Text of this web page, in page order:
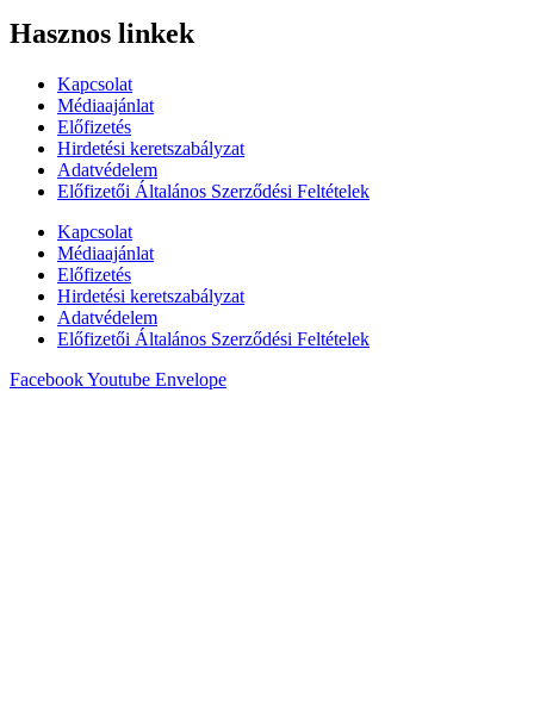
Hasznos linkek
Kapcsolat
Médiaajánlat
Előfizetés
Hirdetési keretszabályzat
Adatvédelem
Előfizetői Általános Szerződési Feltételek
Kapcsolat
Médiaajánlat
Előfizetés
Hirdetési keretszabályzat
Adatvédelem
Előfizetői Általános Szerződési Feltételek
FacebookYoutube Envelope